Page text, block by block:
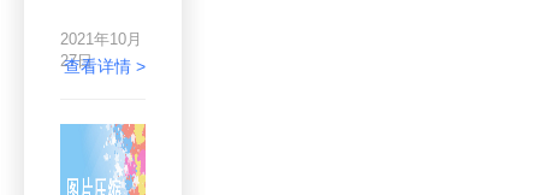
我们腾出许
多空间了，
那么问题来
图片压缩这
个问题并不
鲜见，可以
或者平台
中，那么你
无法上传的
问题，对
此，大家都
2021年10月
27日
查看详情 >